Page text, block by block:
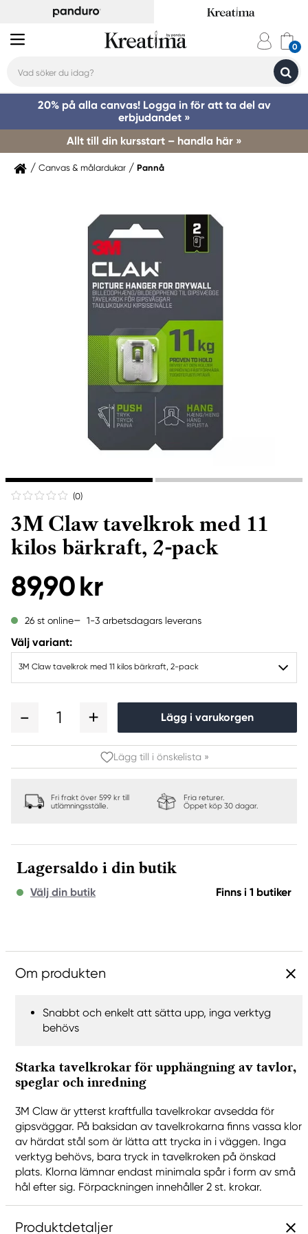
20% på alla canvas! Logga in för att ta del av
erbjudandet »
Allt till din kursstart – handla här »
Canvas & målardukar Pannå
(0)
3M Claw tavelkrok med 11
kilos bärkraft, 2-pack
89,90 kr
26 st online 1-3 arbetsdagars leverans
Välj variant:
3M Claw tavelkrok med 11 kilos bärkraft, 2-pack
1 Lägg i varukorgen
Lägg till i önskelista »
Fri frakt över 599 kr till
utlämningsställe.
Fria returer.
Öppet köp 30 dagar.
Lagersaldo i din butik
Välj din butik Finns i 1 butiker
Om produkten
Snabbt och enkelt att sätta upp, inga verktyg
behövs
Starka tavelkrokar för upphängning av tavlor,
speglar och inredning
3M Claw är ytterst kraftfulla tavelkrokar avsedda för
gipsväggar. På baksidan av tavelkrokarna finns vassa klor
av härdat stål som är lätta att trycka in i väggen. Inga
verktyg behövs, bara tryck in tavelkroken på önskad
plats. Klorna lämnar endast minimala spår i form av små
hål efter sig. Förpackningen innehåller 2 st. krokar.
Produktdetaljer